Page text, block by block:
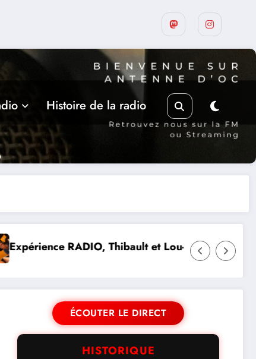
Histoire de la radio
Suite de la programmation estivale des
ÉCOUTER LE DIRECT
HISTORIQUE